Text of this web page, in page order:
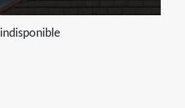
indisponible